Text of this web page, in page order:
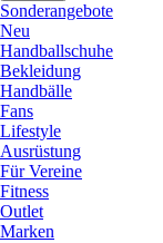
Sonderangebote
Neu
Handballschuhe
Bekleidung
Handbälle
Fans
Lifestyle
Ausrüstung
Für Vereine
Fitness
Outlet
Marken